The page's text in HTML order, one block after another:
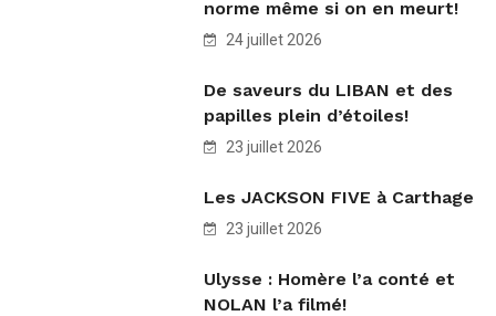
norme même si on en meurt!
24 juillet 2026
De saveurs du LIBAN et des
papilles plein d’étoiles!
23 juillet 2026
Les JACKSON FIVE à Carthage
23 juillet 2026
Ulysse : Homère l’a conté et
NOLAN l’a filmé!